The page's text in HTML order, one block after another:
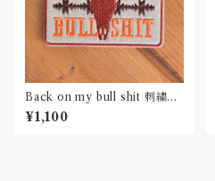
Back on my bull shit 刺繍ワ
ッペン Patch
¥1,100